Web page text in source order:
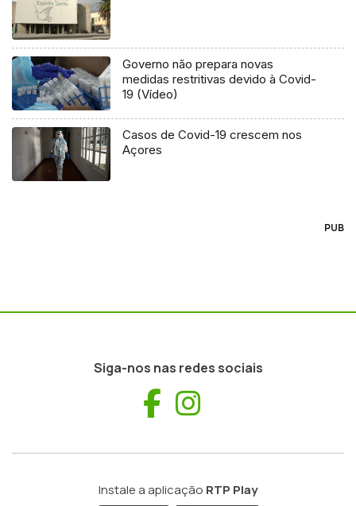
Governo não prepara novas
medidas restritivas devido à Covid-
19 (Vídeo)
Casos de Covid-19 crescem nos
Açores
PUB
Siga-nos nas redes sociais
Facebook
Instale a aplicação RTP Play